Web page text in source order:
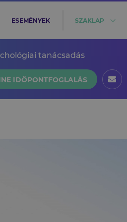
ESEMÉNYEK SZAKLAP
tanácsadás
IDŐPONTFOGLALÁS